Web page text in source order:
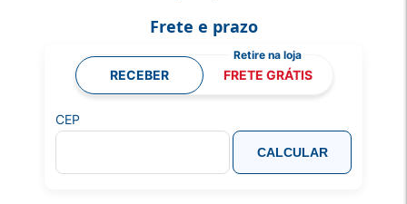
Frete e prazo
RECEBER FRETE GRÁTIS
CEP
CALCULAR